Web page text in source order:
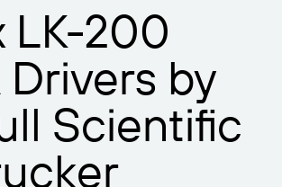
Etikettierung
Druckertreiber herunterladen
Pläne
Partner werden
Center
LK-200
Drivers by
Scientific